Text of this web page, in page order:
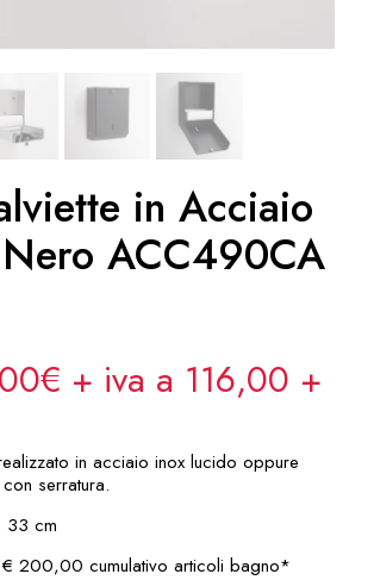
in Acciaio
ACC490CA
+ iva a 116,00 +
in acciaio inox lucido oppure
serratura.
33 cm
200,00 cumulativo articoli bagno*